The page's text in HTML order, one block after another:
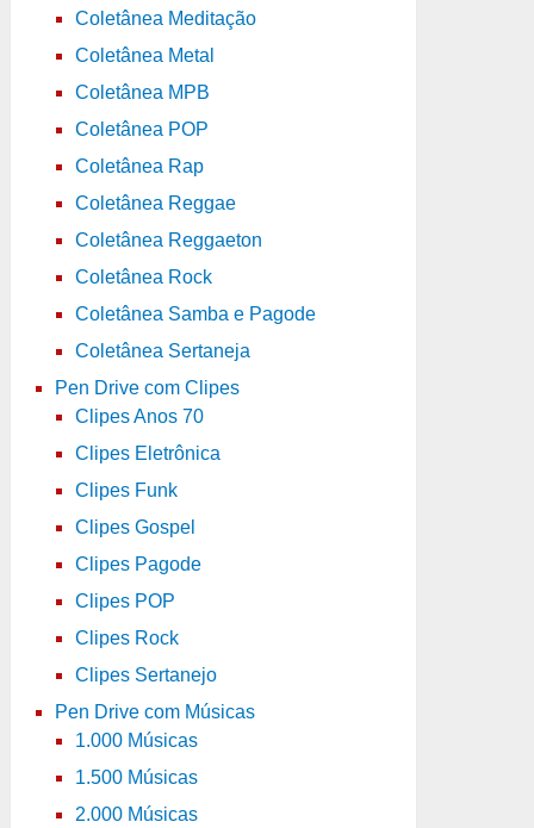
Coletânea Meditação
Coletânea Metal
Coletânea MPB
Coletânea POP
Coletânea Rap
Coletânea Reggae
Coletânea Reggaeton
Coletânea Rock
Coletânea Samba e Pagode
Coletânea Sertaneja
Pen Drive com Clipes
Clipes Anos 70
Clipes Eletrônica
Clipes Funk
Clipes Gospel
Clipes Pagode
Clipes POP
Clipes Rock
Clipes Sertanejo
Pen Drive com Músicas
1.000 Músicas
1.500 Músicas
2.000 Músicas